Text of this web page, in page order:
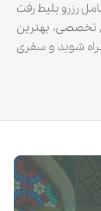
رزرو بلیط رفت
تخصصی، بهترین
شوید و سفری